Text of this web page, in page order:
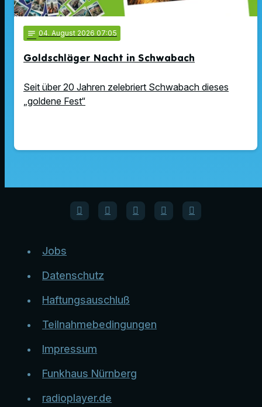
notes 04. August 2026 07:05
Goldschläger Nacht in Schwabach
Seit über 20 Jahren zelebriert Schwabach dieses
„goldene Fest“
Jobs
Datenschutz
Haftungsauschluß
Teilnahmebedingungen
Impressum
Funkhaus Nürnberg
radioplayer.de